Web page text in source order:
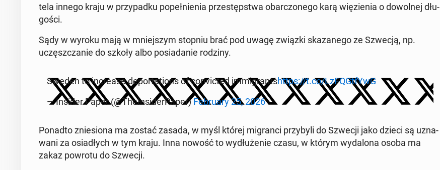
te­la innego kraju w przy­pad­ku po­peł­nie­nia prze­stęp­stwa obar­czo­ne­go karą wię­zie­nia o do­wol­nej dłu­
go­ści.
Sądy w wyroku mają w mniej­szym stopniu brać pod uwagę związki ska­za­ne­go ze Szwecją, np.
uczęsz­cza­nie do szkoły albo po­sia­da­nie rodziny.
Sweden to in­cre­ase de­por­ta­tions of co­nvic­ted im­mi­grantshttps://t.co/LzFQGt­fYwG
— Insider Paper (@The­In­si­der­Pa­per)Fe­bru­ary 25, 2026
Ponadto znie­sio­na ma zostać zasada, w myśl której mi­gran­ci przy­by­li do Szwecji jako dzieci są uzna­
wa­ni za osia­dłych w tym kraju. Inna nowość to wy­dłu­że­nie czasu, w którym wy­da­lo­na osoba ma
zakaz powrotu do Szwecji.